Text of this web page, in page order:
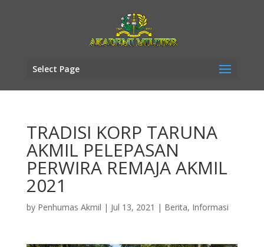
Select Page
TRADISI KORP TARUNA
AKMIL PELEPASAN
PERWIRA REMAJA AKMIL
2021
by Penhumas Akmil | Jul 13, 2021 | Berita, Informasi